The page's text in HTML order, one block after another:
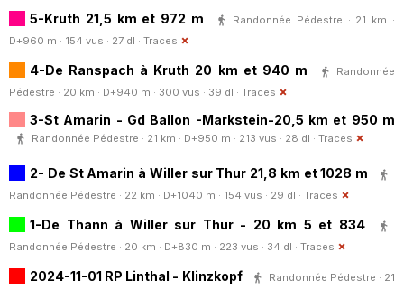
5-Kruth 21,5 km et 972 m
Randonnée Pédestre · 21 km ·
D+960 m · 154 vus · 27 dl · Traces
4-De Ranspach à Kruth 20 km et 940 m
Randonnée
Pédestre · 20 km · D+940 m · 300 vus · 39 dl · Traces
3-St Amarin - Gd Ballon -Markstein-20,5 km et 950 m
Randonnée Pédestre · 21 km · D+950 m · 213 vus · 28 dl · Traces
2- De St Amarin à Willer sur Thur 21,8 km et 1028 m
Randonnée Pédestre · 22 km · D+1040 m · 154 vus · 29 dl · Traces
1-De Thann à Willer sur Thur - 20 km 5 et 834
Randonnée Pédestre · 20 km · D+830 m · 223 vus · 34 dl · Traces
2024-11-01 RP Linthal - Klinzkopf
Randonnée Pédestre · 21